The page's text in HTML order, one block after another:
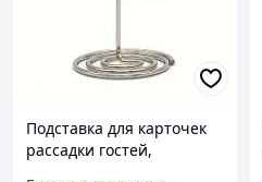
Подставка для карточек
рассадки гостей,